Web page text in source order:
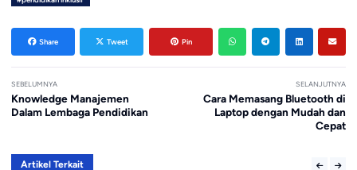
Share Tweet Pin
SEBELUMNYA
Knowledge Manajemen
Dalam Lembaga Pendidikan
SELANJUTNYA
Cara Memasang Bluetooth di
Laptop dengan Mudah dan
Cepat
Artikel Terkait